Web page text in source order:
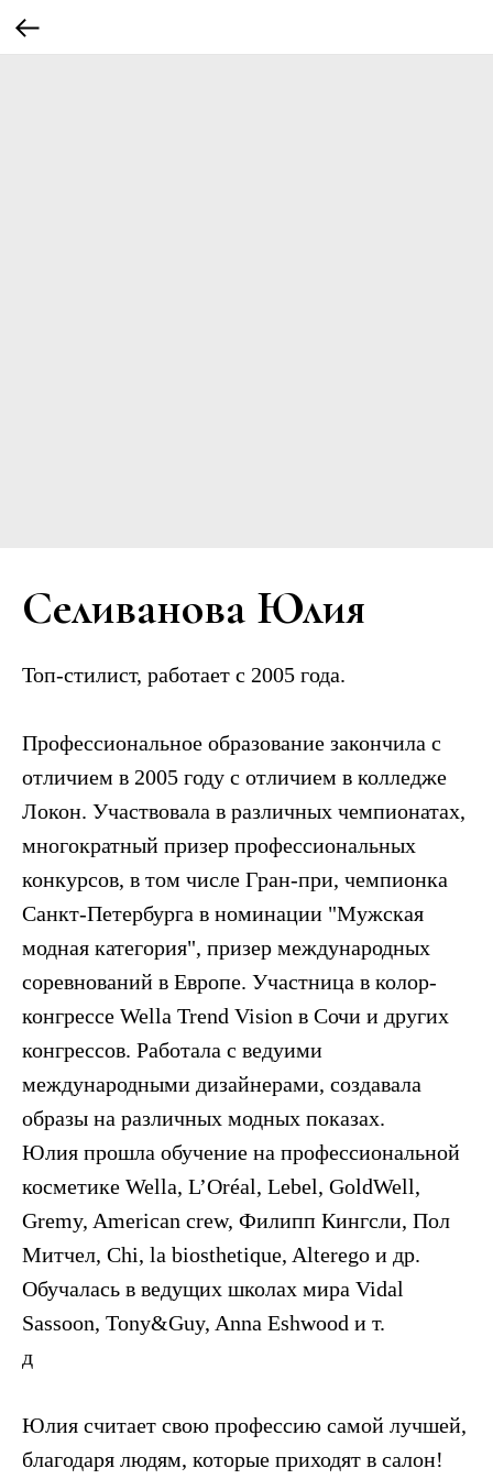
Селиванова Юлия
Топ-стилист, работает с 2005 года.
Профессиональное образование закончила с
отличием в 2005 году с отличием в колледже
Локон. Участвовала в различных чемпионатах,
многократный призер профессиональных
конкурсов, в том числе Гран-при, чемпионка
Санкт-Петербурга в номинации "Мужская
модная категория", призер международных
соревнований в Европе. Участница в колор-
конгрессе Wellа Trend Vision в Сочи и других
конгрессов. Работала с ведуими
международными дизайнерами, создавала
образы на различных модных показах.
Юлия прошла обучение на профессиональной
косметике Wella, L’Oréal, Lebel, GoldWell,
Gremy, American crew, Филипп Кингсли, Пол
Митчел, Chi, la biosthetique, Alterego и др.
Обучалась в ведущих школах мира Vidal
Sassoon, Tony&Guy, Anna Eshwood и т.
д
Юлия считает свою профессию самой лучшей,
благодаря людям, которые приходят в салон!